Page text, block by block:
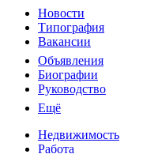
Новости
Типография
Вакансии
Объявления
Биографии
Руководство
Ещё
Недвижимость
Работа